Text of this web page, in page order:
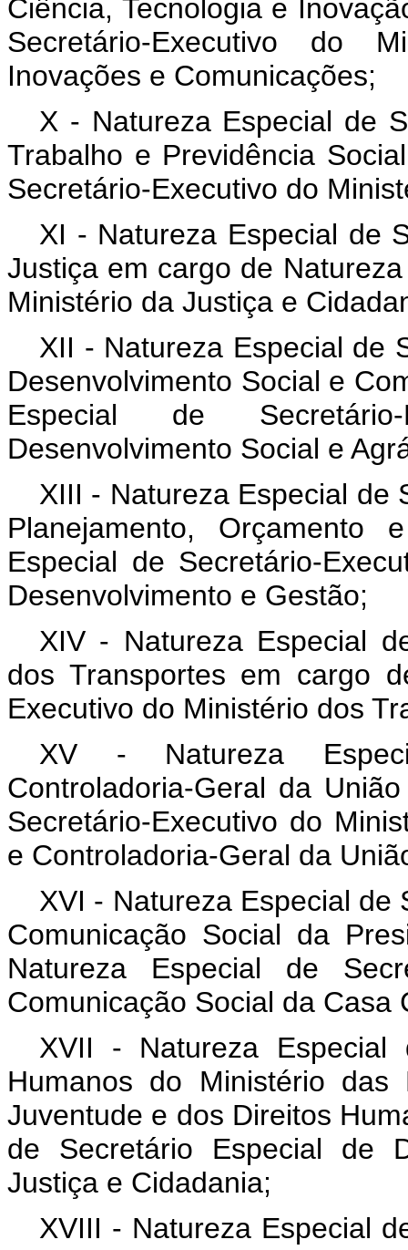
Ciência, Tecnologia e
Secretário-Executivo do
Inovações e Comunicações;
X - Natureza Especial de
Trabalho e Previdência
Secretário-Executivo do
XI - Natureza Especial de
Justiça em cargo de
Ministério da Justiça e
XII - Natureza Especial de
Desenvolvimento Social e
Especial de
Desenvolvimento Social e
XIII - Natureza Especial de
Planejamento,
Especial de Secretário-
Desenvolvimento e Gestão;
XIV - Natureza Especial
dos Transportes em cargo
Executivo do Ministério dos
XV - Natureza
Controladoria-Geral da
Secretário-Executivo do
e Controladoria-Geral da
XVI - Natureza Especial de
Comunicação Social da
Natureza Especial de
Comunicação Social da Casa
XVII - Natureza Especial
Humanos do Ministério
Juventude e dos Direitos
de Secretário Especial de
Justiça e Cidadania;
XVIII - Natureza Especial